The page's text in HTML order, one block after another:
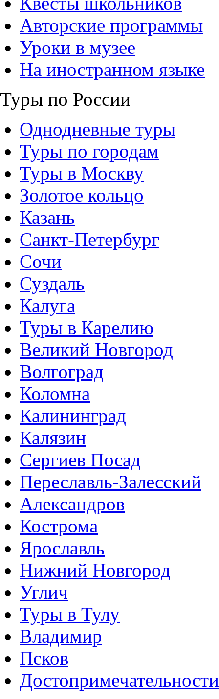
Авторские программы
Уроки в музее
На иностранном языке
Туры по России
Однодневные туры
Туры по городам
Туры в Москву
Золотое кольцо
Казань
Санкт-Петербург
Сочи
Суздаль
Калуга
Туры в Карелию
Великий Новгород
Волгоград
Коломна
Калининград
Калязин
Сергиев Посад
Переславль-Залесский
Александров
Кострома
Ярославль
Нижний Новгород
Углич
Туры в Тулу
Владимир
Псков
Достопримечательности